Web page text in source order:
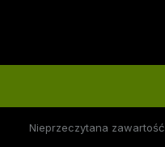
Nieprzeczytana zawartość